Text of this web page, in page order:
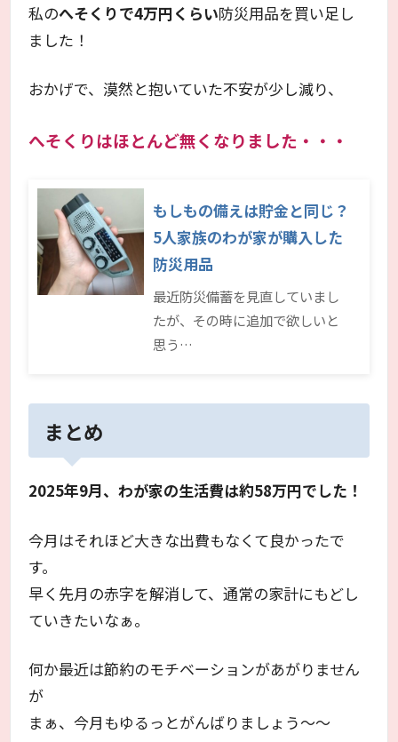
私のへそくりで4万円くらい防災用品を買い足し
ました！
おかげで、漠然と抱いていた不安が少し減り、
へそくりはほとんど無くなりました・・・
もしもの備えは貯金と同じ？
5人家族のわが家が購入した
防災用品
最近防災備蓄を見直していまし
たが、その時に追加で欲しいと
思う…
まとめ
2025年9月、わが家の生活費は約58万円でした！
今月はそれほど大きな出費もなくて良かったで
す。
早く先月の赤字を解消して、通常の家計にもどし
ていきたいなぁ。
何か最近は節約のモチベーションがあがりません
が
まぁ、今月もゆるっとがんばりましょう～～